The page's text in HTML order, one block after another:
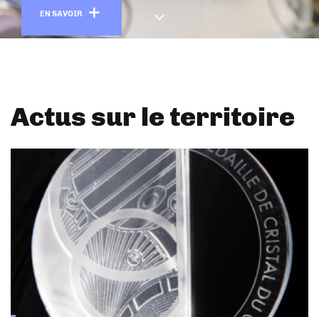
En savoir plus
EN SAVOIR
Actus sur le territoire